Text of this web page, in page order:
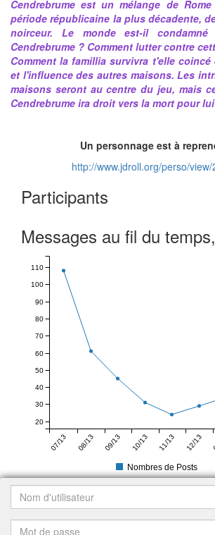
Cendrebrume est un mélange de
période républicaine la plus décadente,
noirceur. Le monde est-il
Cendrebrume ? Comment lutter contre
Comment la famillia survivra t'elle
et l'influence des autres maisons. Les
maisons seront au centre du jeu, mais
Cendrebrume ira droit vers la mort pour
Un personnage est à
http://www.jdroll.org/perso/
Participants
Messages au fil du
07/13 08/13 09/13 10/13 11/13 12/13
20
30
40
50
60
70
80
90
100
110
Nombres de Posts